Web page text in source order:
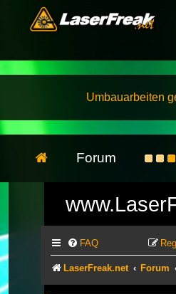
Umbauarbeiten
Forum
FAQ
LaserFreak.net Forum